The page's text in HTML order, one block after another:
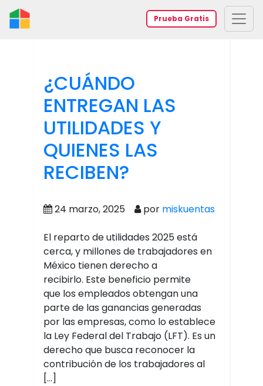
Prueba Gratis
¿CUÁNDO
ENTREGAN LAS
UTILIDADES Y
QUIENES LAS
RECIBEN?
24 marzo, 2025 por miskuentas
El reparto de utilidades 2025 está
cerca, y millones de trabajadores en
México tienen derecho a
recibirlo. Este beneficio permite
que los empleados obtengan una
parte de las ganancias generadas
por las empresas, como lo establece
la Ley Federal del Trabajo (LFT). Es un
derecho que busca reconocer la
contribución de los trabajadores al
[…]